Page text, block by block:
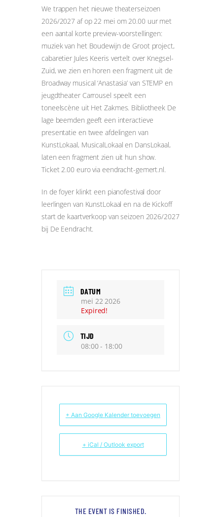
We trappen het nieuwe theaterseizoen
2026/2027 af op 22 mei om 20.00 uur met
een aantal korte preview-voorstellingen:
muziek van het Boudewijn de Groot project,
cabaretier Jules Keeris vertelt over Knegsel-
Zuid, we zien en horen een fragment uit de
Broadway musical ‘Anastasia’ van STEMP en
jeugdtheater Carrousel speelt een
toneelscène uit Het Zakmes. Bibliotheek De
lage beemden geeft een interactieve
presentatie en twee afdelingen van
KunstLokaal, MusicalLokaal en DansLokaal,
laten een fragment zien uit hun show.
Ticket 2.00 euro via eendracht-gemert.nl.
In de foyer klinkt een pianofestival door
leerlingen van KunstLokaal en na de Kickoff
start de kaartverkoop van seizoen 2026/2027
bij De Eendracht.
DATUM
mei 22 2026
Expired!
TIJD
08:00 - 18:00
+ Aan Google Kalender toevoegen
+ iCal / Outlook export
THE EVENT IS FINISHED.